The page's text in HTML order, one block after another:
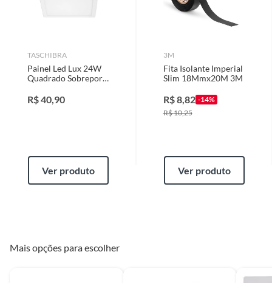
TASCHIBRA
Painel Led Lux 24W
Quadrado Sobrepor
R$40,90
Ver produto
3M
Fita Isolante Imperial
Slim 18Mmx20M 3M
R$8,82 -14%
R$10,25
Ver produto
Mais opções para escolher